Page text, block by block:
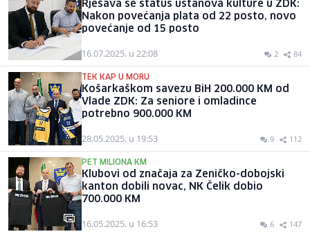
Rješava se status ustanova kulture u ZDK:
Nakon povećanja plata od 22 posto, novo
povećanje od 15 posto
16.07.2025. u 22:08 2 84
TEK KAP U MORU
Košarkaškom savezu BiH 200.000 KM od
Vlade ZDK: Za seniore i omladince
potrebno 900.000 KM
28.05.2025. u 19:53 9 112
PET MILIONA KM
Klubovi od značaja za Zeničko-dobojski
kanton dobili novac, NK Čelik dobio
700.000 KM
16.05.2025. u 16:53 6 147